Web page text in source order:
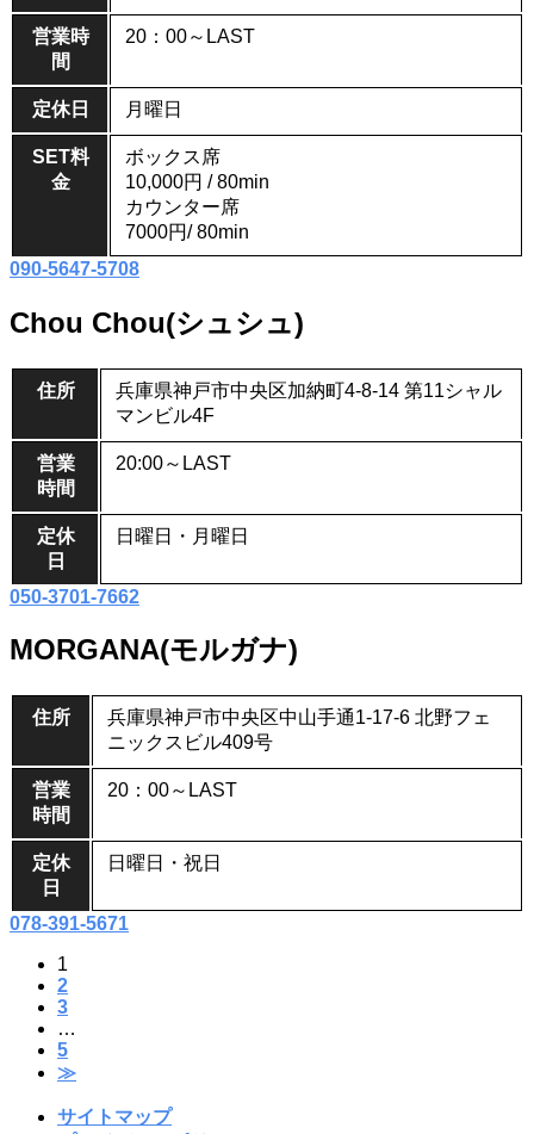
営業時
間
20：00～LAST
定休日 月曜日
SET料
金
ボックス席
10,000円 / 80min
カウンター席
7000円/ 80min
090-5647-5708
Chou Chou(シュシュ)
住所
兵庫県神戸市中央区加納町4-8‐14 第11シャル
マンビル4F
営業
時間
20:00～LAST
定休
日
日曜日・月曜日
050-3701-7662
MORGANA(モルガナ)
住所
兵庫県神戸市中央区中山手通1-17-6 北野フェ
ニックスビル409号
営業
時間
20：00～LAST
定休
日
日曜日・祝日
078-391-5671
1
2
3
…
5
≫
サイトマップ